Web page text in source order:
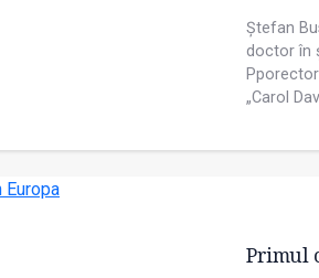
Ștefan
doctor în
„Carol
Primul